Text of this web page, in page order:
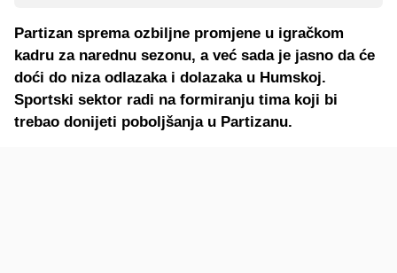
Partizan sprema ozbiljne promjene u igračkom
kadru za narednu sezonu, a već sada je jasno da će
doći do niza odlazaka i dolazaka u Humskoj.
Sportski sektor radi na formiranju tima koji bi
trebao donijeti poboljšanja u Partizanu.